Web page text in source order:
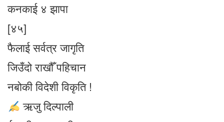
कनकाई ४ झापा
[४५]
फैलाई सर्वत्र जागृति
जिउँदो राखौँ पहिचान
नबोकी विदेशी विकृति !
ऋजु दिल्पाली